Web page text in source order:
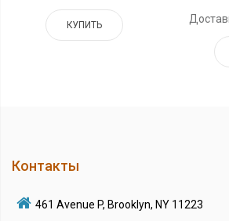
КУПИТЬ
Контакты
461 Avenue P, Brooklyn, NY 11223